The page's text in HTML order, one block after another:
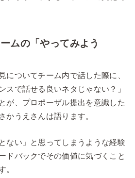
ムの「やってみよう
についてチーム内で話した際に、
スで話せる良いネタじゃない？」
が、プロポーザル提出を意識した
かうえさんは語ります。
ない」と思ってしまうような経験
ドバックでその価値に気づくこと